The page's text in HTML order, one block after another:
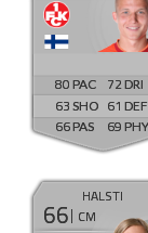
80
63
66
72
61
69
66 CM
HALSTI